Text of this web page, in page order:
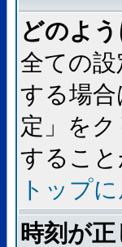
どのよ
全ての
する場
定」を
すること
トップ
時刻が正